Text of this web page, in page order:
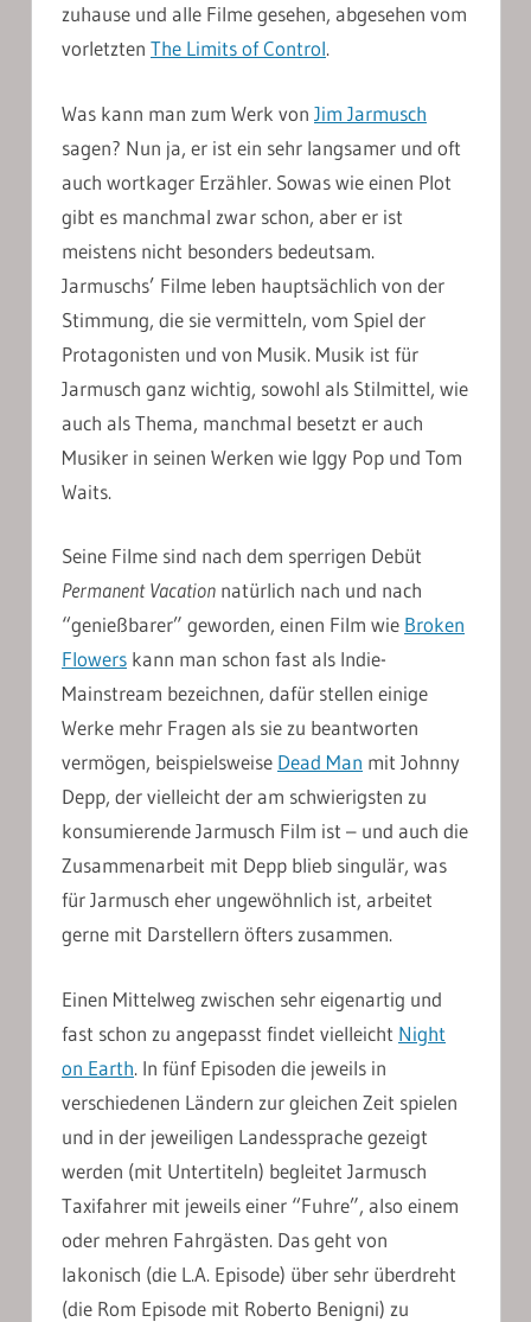
zuhause und alle Filme gesehen, abgesehen vom
vorletzten The Limits of Control.
Was kann man zum Werk von Jim Jarmusch
sagen? Nun ja, er ist ein sehr langsamer und oft
auch wortkager Erzähler. Sowas wie einen Plot
gibt es manchmal zwar schon, aber er ist
meistens nicht besonders bedeutsam.
Jarmuschs’ Filme leben hauptsächlich von der
Stimmung, die sie vermitteln, vom Spiel der
Protagonisten und von Musik. Musik ist für
Jarmusch ganz wichtig, sowohl als Stilmittel, wie
auch als Thema, manchmal besetzt er auch
Musiker in seinen Werken wie Iggy Pop und Tom
Waits.
Seine Filme sind nach dem sperrigen Debüt
Permanent Vacation natürlich nach und nach
“genießbarer” geworden, einen Film wie Broken
Flowers kann man schon fast als Indie-
Mainstream bezeichnen, dafür stellen einige
Werke mehr Fragen als sie zu beantworten
vermögen, beispielsweise Dead Man mit Johnny
Depp, der vielleicht der am schwierigsten zu
konsumierende Jarmusch Film ist – und auch die
Zusammenarbeit mit Depp blieb singulär, was
für Jarmusch eher ungewöhnlich ist, arbeitet
gerne mit Darstellern öfters zusammen.
Einen Mittelweg zwischen sehr eigenartig und
fast schon zu angepasst findet vielleicht Night
on Earth. In fünf Episoden die jeweils in
verschiedenen Ländern zur gleichen Zeit spielen
und in der jeweiligen Landessprache gezeigt
werden (mit Untertiteln) begleitet Jarmusch
Taxifahrer mit jeweils einer “Fuhre”, also einem
oder mehren Fahrgästen. Das geht von
lakonisch (die L.A. Episode) über sehr überdreht
(die Rom Episode mit Roberto Benigni) zu